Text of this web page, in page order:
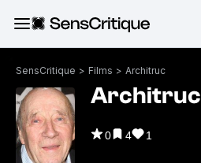
SensCritique > Films > Architruc
Architruc
0 4 1